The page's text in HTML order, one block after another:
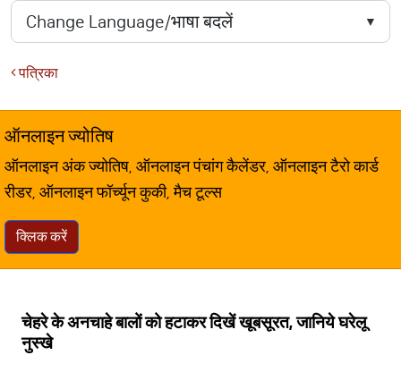
पत्रिका
ऑनलाइन ज्योतिष
ऑनलाइन अंक ज्योतिष, ऑनलाइन पंचांग कैलेंडर, ऑनलाइन टैरो कार्ड
रीडर, ऑनलाइन फॉर्च्यून कुकी, मैच टूल्स
क्लिक करें
चेहरे के अनचाहे बालों को हटाकर दिखें खूबसूरत, जानिये घरेलू
नुस्खे